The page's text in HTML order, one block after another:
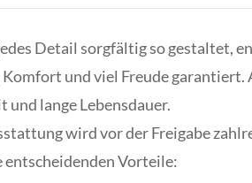
Detail sorgfältig so gestaltet,
und viel Freude garantiert.
und lange Lebensdauer.
wird vor der Freigabe
entscheidenden Vorteile: